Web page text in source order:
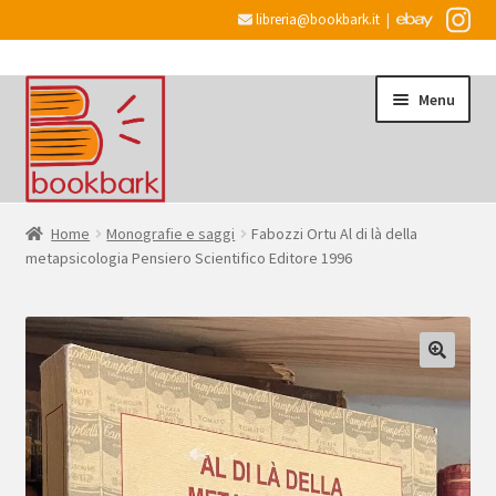
libreria@bookbark.it |
Vai
alla
navigazione
Vai
al
contenuto
Menu
Home
il
menu
child
Desiderata
Checkout
Account
Espandi
il
Home Monografie e saggi
Fabozzi Ortu Al di là della
metapsicologia Pensiero Scientifico Editore 1996